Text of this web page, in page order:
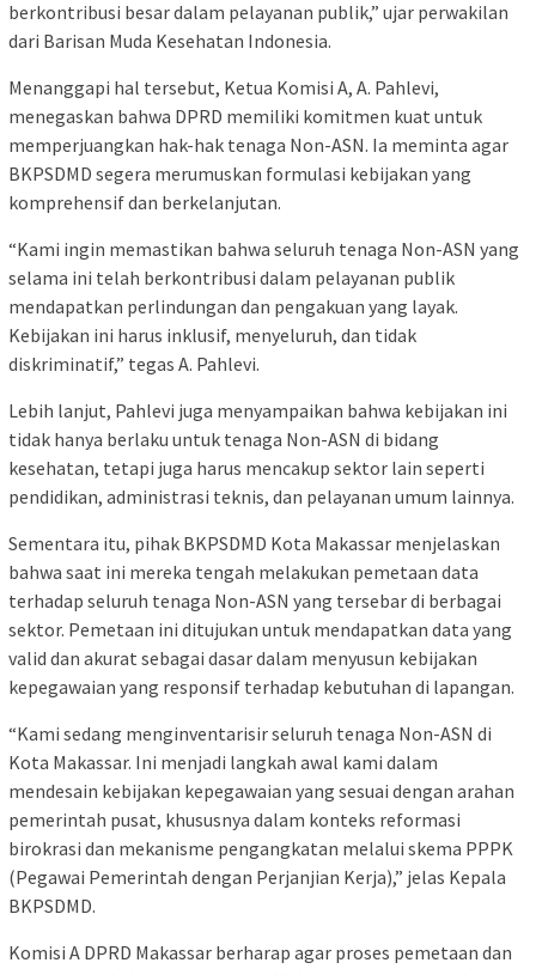
berkontribusi besar dalam pelayanan publik,” ujar perwakilan
dari Barisan Muda Kesehatan Indonesia.
Menanggapi hal tersebut, Ketua Komisi A, A. Pahlevi,
menegaskan bahwa DPRD memiliki komitmen kuat untuk
memperjuangkan hak-hak tenaga Non-ASN. Ia meminta agar
BKPSDMD segera merumuskan formulasi kebijakan yang
komprehensif dan berkelanjutan.
“Kami ingin memastikan bahwa seluruh tenaga Non-ASN yang
selama ini telah berkontribusi dalam pelayanan publik
mendapatkan perlindungan dan pengakuan yang layak.
Kebijakan ini harus inklusif, menyeluruh, dan tidak
diskriminatif,” tegas A. Pahlevi.
Lebih lanjut, Pahlevi juga menyampaikan bahwa kebijakan ini
tidak hanya berlaku untuk tenaga Non-ASN di bidang
kesehatan, tetapi juga harus mencakup sektor lain seperti
pendidikan, administrasi teknis, dan pelayanan umum lainnya.
Sementara itu, pihak BKPSDMD Kota Makassar menjelaskan
bahwa saat ini mereka tengah melakukan pemetaan data
terhadap seluruh tenaga Non-ASN yang tersebar di berbagai
sektor. Pemetaan ini ditujukan untuk mendapatkan data yang
valid dan akurat sebagai dasar dalam menyusun kebijakan
kepegawaian yang responsif terhadap kebutuhan di lapangan.
“Kami sedang menginventarisir seluruh tenaga Non-ASN di
Kota Makassar. Ini menjadi langkah awal kami dalam
mendesain kebijakan kepegawaian yang sesuai dengan arahan
pemerintah pusat, khususnya dalam konteks reformasi
birokrasi dan mekanisme pengangkatan melalui skema PPPK
(Pegawai Pemerintah dengan Perjanjian Kerja),” jelas Kepala
BKPSDMD.
Komisi A DPRD Makassar berharap agar proses pemetaan dan